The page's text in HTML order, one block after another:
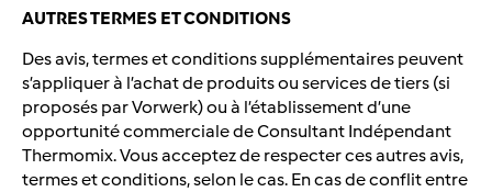
AUTRES TERMES ET CONDITIONS
Des avis, termes et conditions supplémentaires peuvent
s’appliquer à l’achat de produits ou services de tiers (si
proposés par Vorwerk) ou à l’établissement d’une
opportunité commerciale de Consultant Indépendant
Thermomix. Vous acceptez de respecter ces autres avis,
termes et conditions, selon le cas. En cas de conflit entre